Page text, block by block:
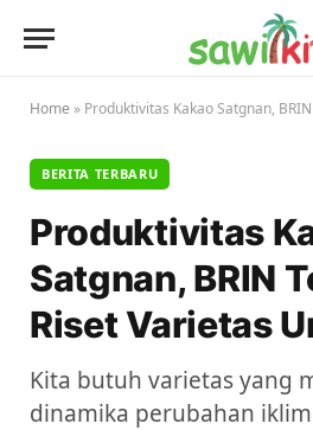
Home » Produktivitas Kakao Satgnan, BRIN
BERITA TERBARU
Produktivitas
Satgnan, BRIN
Riset Varietas
Kita butuh varietas yang
dinamika perubahan